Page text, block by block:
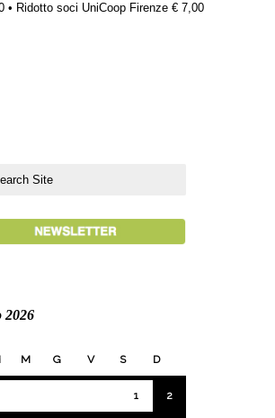
• Ridotto soci UniCoop Firenze € 7,00
2026
M G V S D
1 2